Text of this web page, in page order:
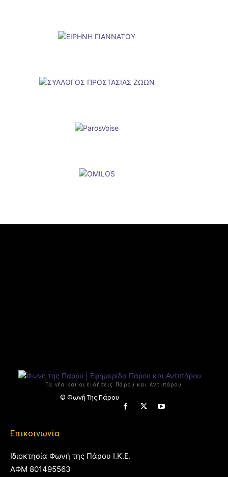
Τα νέα και οι ειδήσεις Πάρου και Αντιπάρου
© Φωνή Της Πάρου
Επικοινωνία
Ιδιοκτησία Φωνή της Πάρου Ι.Κ.Ε.
ΑΦΜ 801495563